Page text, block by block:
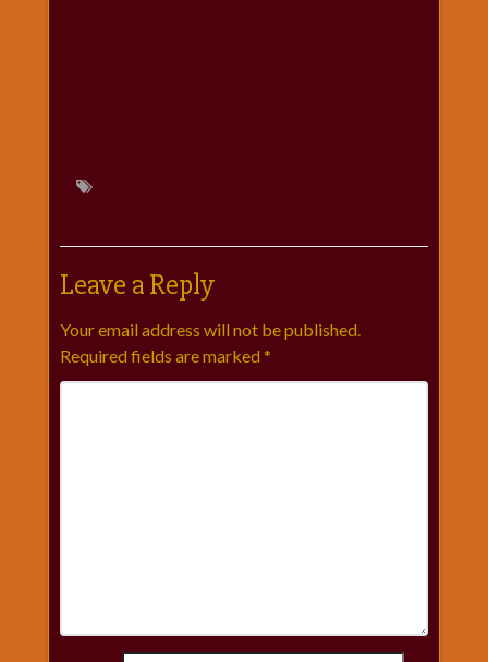
Leave a Reply
Your email address will not be published.
Required fields are marked *